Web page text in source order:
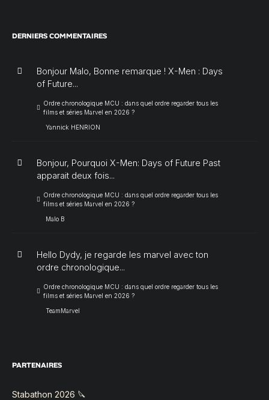
DERNIERS COMMENTAIRES
Bonjour Malo, Bonne remarque ! X-Men : Days
of Future...
Ordre chronologique MCU : dans quel ordre regarder tous les
films et séries Marvel en 2026 ?
Yannick HENRION
Bonjour, Pourquoi X-Men: Days of Future Past
apparait deux fois...
Ordre chronologique MCU : dans quel ordre regarder tous les
films et séries Marvel en 2026 ?
Malo B
Hello Dydy, je regarde les marvel avec ton
ordre chronologique...
Ordre chronologique MCU : dans quel ordre regarder tous les
films et séries Marvel en 2026 ?
TeamMarvel
PARTENAIRES
Stabathon 2026 🔪